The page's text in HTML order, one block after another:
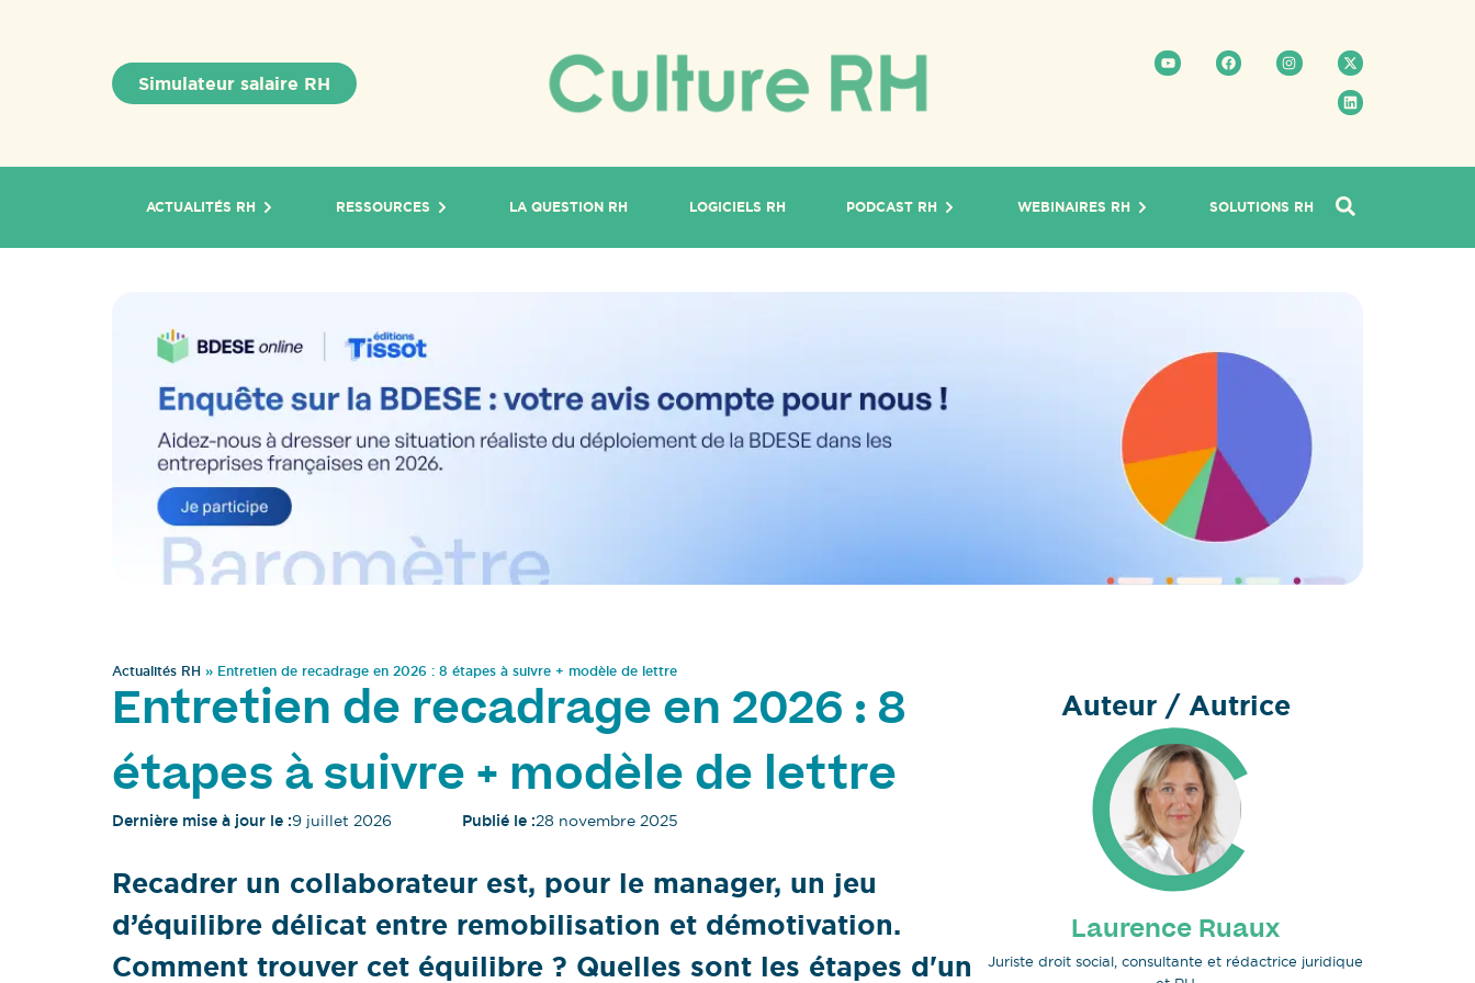
Simulateur salaire RH
ACTUALITÉS RH RESSOURCES LA QUESTION RH LOGICIELS RH PODCAST RH WEBINAIRES RH SOLUTIONS RH
Actualités RH » Entretien de recadrage en 2026 : 8 étapes à suivre + modèle de lettre
Entretien de recadrage en 2026 : 8
étapes à suivre + modèle de lettre
Dernière mise à jour le :9 juillet 2026 Publié le :28 novembre 2025
Recadrer un collaborateur est, pour le manager, un jeu
d’équilibre délicat entre remobilisation et démotivation.
Comment trouver cet équilibre ? Quelles sont les étapes d'un
Auteur / Autrice
Laurence Ruaux
Juriste droit social, consultante et rédactrice juridique